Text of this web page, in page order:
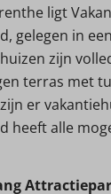
drogen
ligt
gelegen in
zijn
terras met
er
heeft alle